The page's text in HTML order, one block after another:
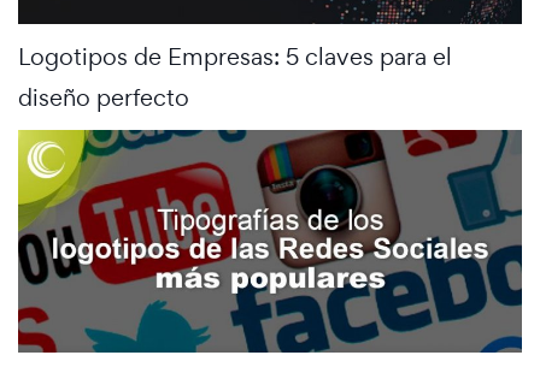
Logotipos de Empresas: 5 claves para el
diseño perfecto